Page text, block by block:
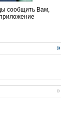
сообщить Вам,